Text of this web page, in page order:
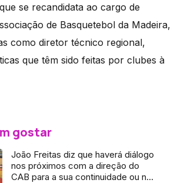
se recandidata ao cargo de
de Basquetebol da Madeira,
como diretor técnico regional,
que têm sido feitas por clubes à
gostar
João Freitas diz que haverá diálogo
nos próximos com a direção do
CAB para a sua continuidade ou não